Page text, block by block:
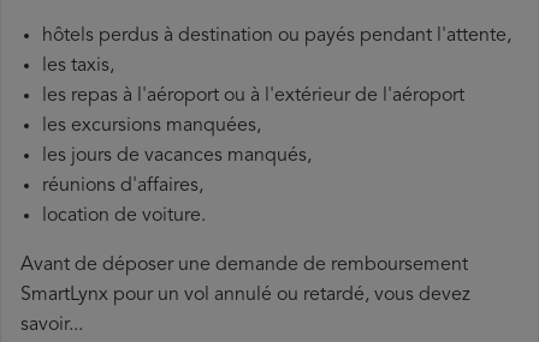
hôtels perdus à destination ou payés pendant l'attente,
les taxis,
les repas à l'aéroport ou à l'extérieur de l'aéroport
les excursions manquées,
les jours de vacances manqués,
réunions d'affaires,
location de voiture.
Avant de déposer une demande de remboursement
SmartLynx pour un vol annulé ou retardé, vous devez
savoir...